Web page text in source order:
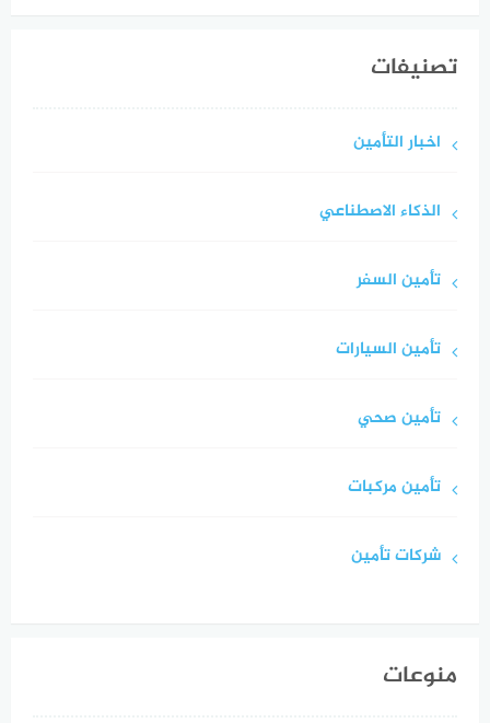
تصنيفات
اخبار التأمين
الذكاء الاصطناعي
تأمين السفر
تأمين السيارات
تأمين صحي
تأمين مركبات
شركات تأمين
منوعات